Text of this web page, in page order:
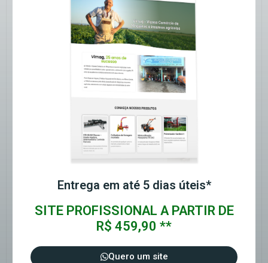
Entrega em até 5 dias úteis*
SITE PROFISSIONAL A PARTIR DE
R$ 459,90 **
Quero um site